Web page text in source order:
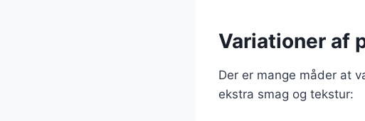
Variationer af
Der er mange måder at
ekstra smag og tekstur: